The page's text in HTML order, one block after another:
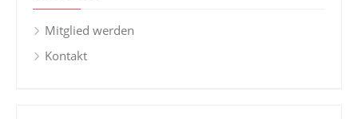
Mitglied werden
Kontakt